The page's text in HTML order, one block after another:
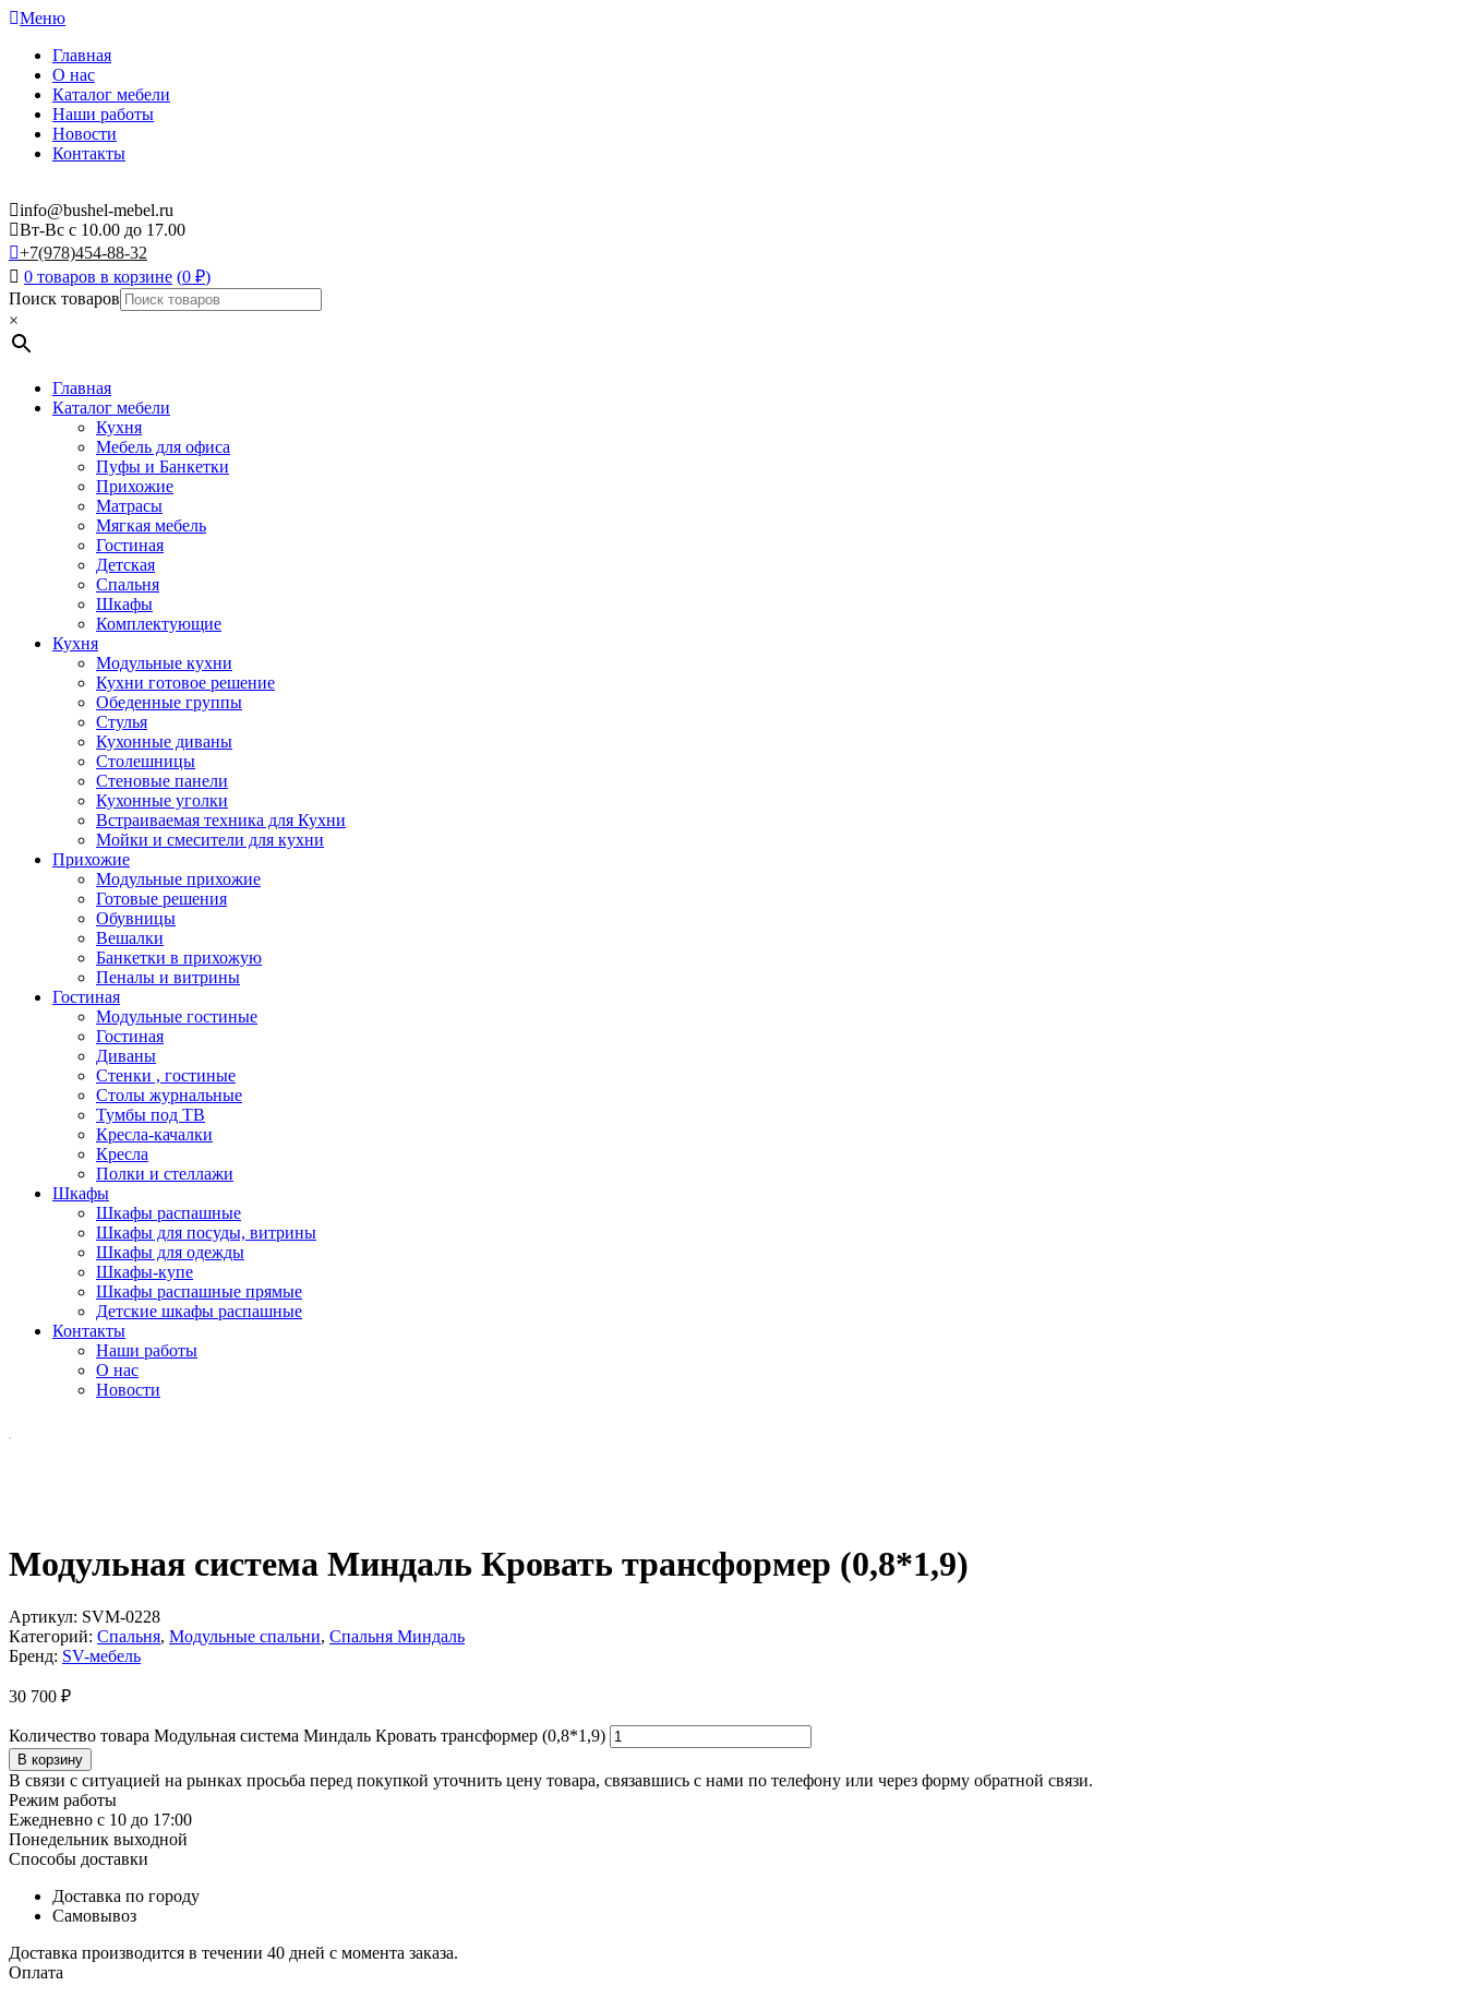
Меню
Главная
О нас
Каталог мебели
Наши работы
Новости
Контакты
info@bushel-mebel.ru
Вт-Вс c 10.00 до 17.00
+7(978)454-88-32
0 товаров в корзине (0 ₽)
Поиск товаров
×
Главная
Каталог мебели
Кухня
Мебель для офиса
Пуфы и Банкетки
Прихожие
Матрасы
Мягкая мебель
Гостиная
Детская
Спальня
Шкафы
Комплектующие
Кухня
Модульные кухни
Кухни готовое решение
Обеденные группы
Стулья
Кухонные диваны
Столешницы
Стеновые панели
Кухонные уголки
Встраиваемая техника для Кухни
Мойки и смесители для кухни
Прихожие
Модульные прихожие
Готовые решения
Обувницы
Вешалки
Банкетки в прихожую
Пеналы и витрины
Гостиная
Модульные гостиные
Гостиная
Диваны
Стенки , гостиные
Столы журнальные
Тумбы под ТВ
Кресла-качалки
Кресла
Полки и стеллажи
Шкафы
Шкафы распашные
Шкафы для посуды, витрины
Шкафы для одежды
Шкафы-купе
Шкафы распашные прямые
Детские шкафы распашные
Контакты
Наши работы
О нас
Новости
Модульная система Миндаль Кровать трансформер (0,8*1,9)
Артикул: SVM-0228
Категорий: Спальня, Модульные спальни, Спальня Миндаль
Бренд: SV-мебель
30 700 ₽
Количество товара Модульная система Миндаль Кровать трансформер (0,8*1,9)
В корзину
В связи с ситуацией на рынках просьба перед покупкой уточнить цену товара, связавшись с нами по телефону или через форму обратной связи.
Режим работы
Ежедневно с 10 до 17:00
Понедельник выходной
Способы доставки
Доставка по городу
Самовывоз
Доставка производится в течении 40 дней с момента заказа.
Оплата